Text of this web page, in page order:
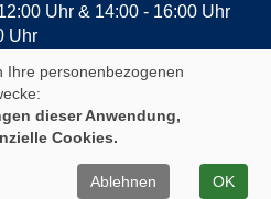
Uhr & 14:00 - 16:00 Uhr
Uhr
Widerruf
Ihre personenbezogenen
dieser Anwendung,
Cookies.
Ablehnen OK